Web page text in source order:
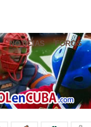
NOTICIAS FOROS